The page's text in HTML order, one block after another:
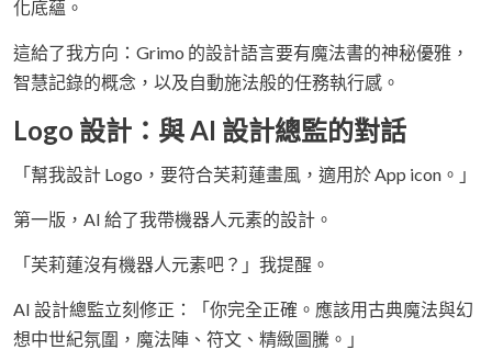
化底蘊。
這給了我方向：Grimo 的設計語言要有魔法書的神秘優雅，
智慧記錄的概念，以及自動施法般的任務執行感。
Logo 設計：與 AI 設計總監的對話
「幫我設計 Logo，要符合芙莉蓮畫風，適用於 App icon。」
第一版，AI 給了我帶機器人元素的設計。
「芙莉蓮沒有機器人元素吧？」我提醒。
AI 設計總監立刻修正：「你完全正確。應該用古典魔法與幻
想中世紀氛圍，魔法陣、符文、精緻圖騰。」